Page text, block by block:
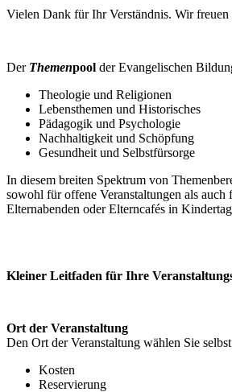
Vielen Dank für Ihr Verständnis. Wir
Der Themenpool der Evangelischen
Theologie und Religionen
Lebensthemen und Historisches
Pädagogik und Psychologie
Nachhaltigkeit und Schöpfung
Gesundheit und Selbstfürsorge
In diesem breiten Spektrum von
sowohl für offene Veranstaltungen als
Elternabenden oder Elterncafés in
Kleiner Leitfaden für Ihre
Ort der Veranstaltung
Den Ort der Veranstaltung wählen Sie
Kosten
Reservierung